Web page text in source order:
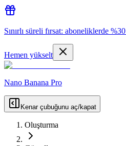
Sınırlı süreli fırsat: aboneliklerde
Hemen yükselt
Nano Banana Pro
Kenar çubuğunu aç/kapat
Oluşturma